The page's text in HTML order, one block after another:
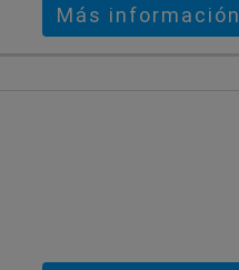
Más información